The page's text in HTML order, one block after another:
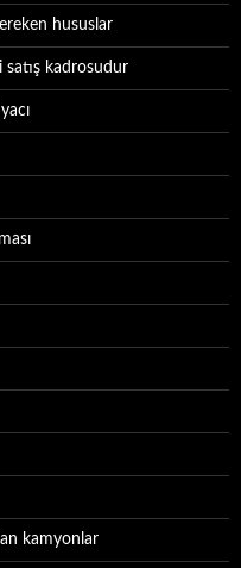
hususlar
satış kadrosudur
kamyonlar